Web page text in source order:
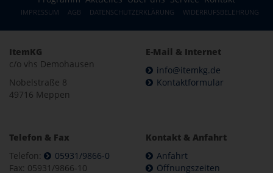
IMPRESSUM AGB DATENSCHUTZERKLÄRUNG WIDERRUFSBELEHRUNG
ItemKG
c/o vhs Demohausen
Nobelstraße 8
49716 Meppen
E-Mail & Internet
info@itemkg.de
Kontaktformular
Telefon & Fax
Telefon:
05931/9866-0
Fax: 05931/9866-10
Kontakt & Anfahrt
Anfahrt
Öffnungszeiten